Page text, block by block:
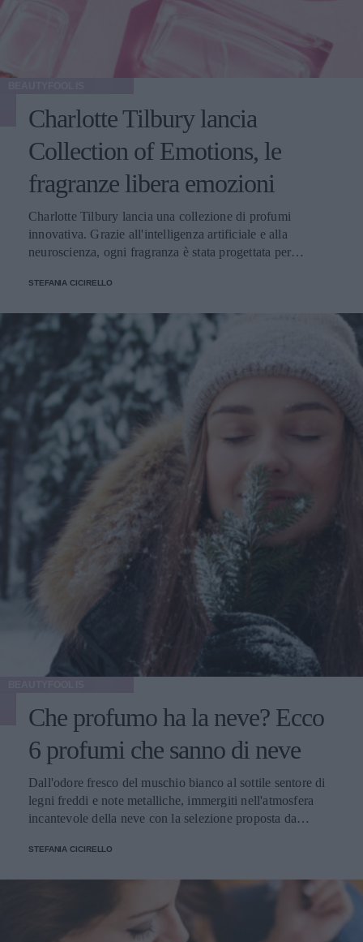
Charlotte Tilbury lancia
Collection of Emotions, le
fragranze libera emozioni
Charlotte Tilbury lancia una collezione di profumi
innovativa. Grazie all'intelligenza artificiale e alla
neuroscienza, ogni fragranza è stata progettata per
STEFANIA CICIRELLO
Che profumo ha la neve? Ecco
6 profumi che sanno di neve
Dall'odore fresco del muschio bianco al sottile sentore di
legni freddi e note metalliche, immergiti nell'atmosfera
incantevole della neve con la selezione proposta da
STEFANIA CICIRELLO